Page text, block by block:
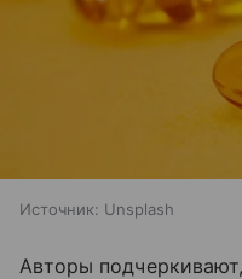
Источник: Unsplash
Авторы